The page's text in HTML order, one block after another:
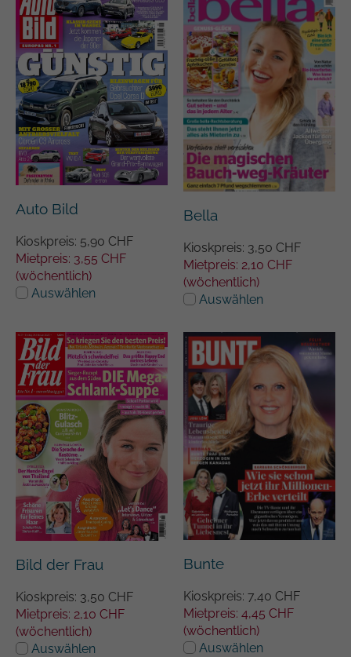
Auto Bild
Kioskpreis: 5,90 CHF
Mietpreis: 3,55 CHF
(wöchentlich)
Auswählen
Bella
Kioskpreis: 3,50 CHF
Mietpreis: 2,10 CHF
(wöchentlich)
Auswählen
Bild der Frau
Kioskpreis: 3,50 CHF
Mietpreis: 2,10 CHF
(wöchentlich)
Auswählen
Bunte
Kioskpreis: 7,40 CHF
Mietpreis: 4,45 CHF
(wöchentlich)
Auswählen
Einstellungen.
Analyseberichts darüber, wie es der
Website geht. Die erhobenen Daten
umfassen die Anzahl der Besucher, die
Quelle, aus der sie stammen, und die
Seiten in anonymisierter Form.
Name _gat
Anbieter Google Universal Analytics
Google Analytics festgelegten
Mustertyp-Cookie, bei dem das
Musterelement auf dem Namen die
eindeutige Identitätsnummer des Kontos
des _gat-Cookies, mit dem die von
Google auf Websites mit hohem
Datenaufkommen aufgezeichnete
Datenmenge begrenzt wird.